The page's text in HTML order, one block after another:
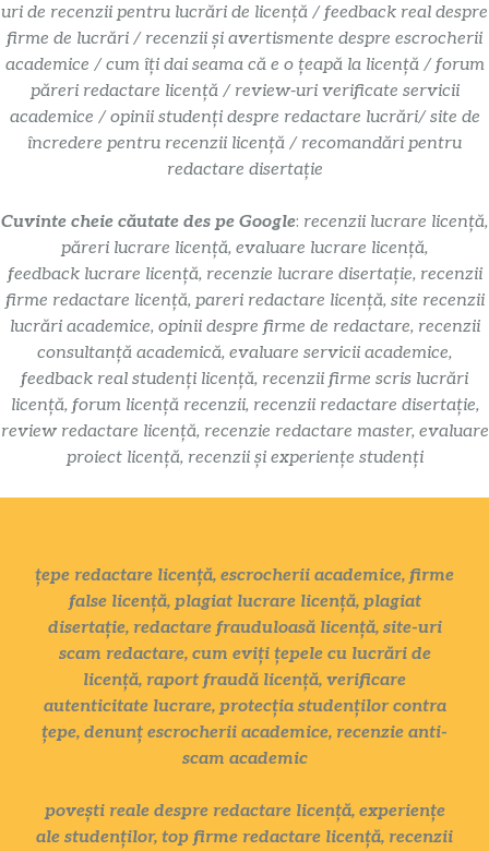
uri de recenzii pentru lucrări de licență / feedback real despre
firme de lucrări / recenzii și avertismente despre escrocherii
academice / cum îți dai seama că e o țeapă la licență / forum
păreri redactare licență / review-uri verificate servicii
academice / opinii studenți despre redactare lucrări/ site de
încredere pentru recenzii licență / recomandări pentru
redactare disertație
Cuvinte cheie căutate des pe Google: recenzii lucrare licență,
păreri lucrare licență, evaluare lucrare licență,
feedback lucrare licență, recenzie lucrare disertație, recenzii
firme redactare licență, pareri redactare licență, site recenzii
lucrări academice, opinii despre firme de redactare, recenzii
consultanță academică, evaluare servicii academice,
feedback real studenți licență, recenzii firme scris lucrări
licență, forum licență recenzii, recenzii redactare disertație,
review redactare licență, recenzie redactare master, evaluare
proiect licență, recenzii și experiențe studenți
țepe redactare licență, escrocherii academice, firme
false licență, plagiat lucrare licență, plagiat
disertație, redactare frauduloasă licență, site-uri
scam redactare, cum eviți țepele cu lucrări de
licență, raport fraudă licență, verificare
autenticitate lucrare, protecția studenților contra
țepe, denunț escrocherii academice, recenzie anti-
scam academic
povești reale despre redactare licență, experiențe
ale studenților, top firme redactare licență, recenzii